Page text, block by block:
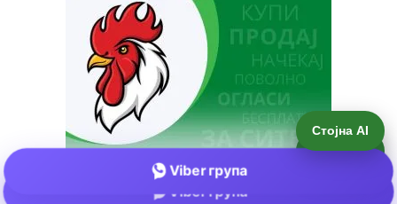
Стојна AI
Viber група